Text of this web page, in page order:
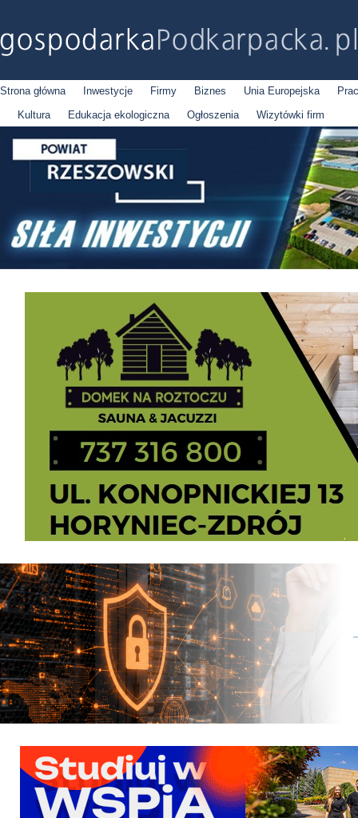
Strona główna Inwestycje Firmy Biznes Unia Europejska
Kultura
Edukacja ekologiczna Ogłoszenia Wizytówki firm